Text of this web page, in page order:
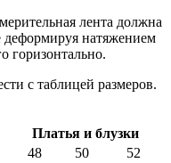
лента должна
деформируя натяжением
горизонтально.
с таблицей размеров.
Платья и блузки
48 50
52